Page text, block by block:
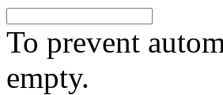
To prevent
empty.